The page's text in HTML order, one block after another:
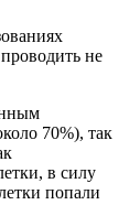
не
70%), так
в силу
попали